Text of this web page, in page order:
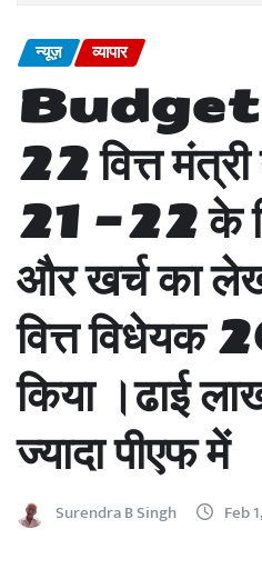
न्यूज़ व्यापार
Budget
22 वित्त
21 -22 के
और खर्च का
वित्त
किया ।ढाई
ज्यादा पीएफ में
Surendra B Singh Feb